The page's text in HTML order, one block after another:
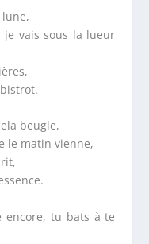
lune,
vais sous la lueur
beugle,
le matin vienne,
tu bats à te